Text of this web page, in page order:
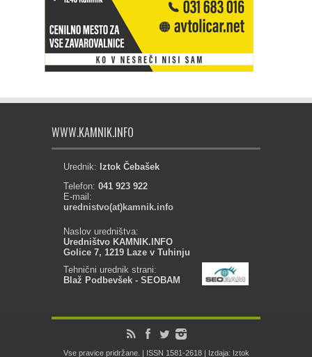
WWW.KAMNIK.INFO
Urednik: Iztok Čebašek
Telefon: 041 923 922
E-mail:
urednistvo(at)kamnik.info
Naslov uredništva:
Uredništvo KAMNIK.INFO
Golice 7, 1219 Laze v Tuhinju
Tehnični urednik strani:
Blaž Podbevšek - SEOBAM
Vse pravice pridržane. | ISSN 1581-2618 | Izdaja: Iztok